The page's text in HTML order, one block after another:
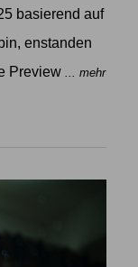
basierend auf
enstanden
Preview ... mehr